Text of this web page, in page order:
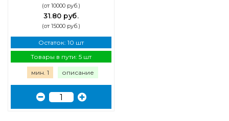
(от 10000 руб.)
31.80 руб.
(от 15000 руб.)
Остаток: 10 шт
Товары в пути: 5 шт
мин. 1 описание